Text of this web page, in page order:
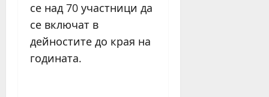
се над 70 участници да
се включат в
дейностите до края на
годината.